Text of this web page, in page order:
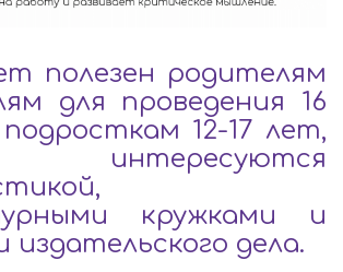
полезен родителям
для проведения 16
12-17 лет,
интересуются
кружками и
издательского дела.